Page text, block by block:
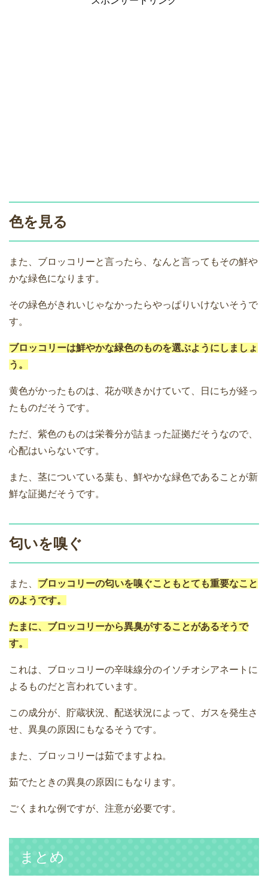
色を見る
また、ブロッコリーと言ったら、なんと言ってもその鮮や
かな緑色になります。
その緑色がきれいじゃなかったらやっぱりいけないそうで
す。
ブロッコリーは鮮やかな緑色のものを選ぶようにしましょ
う。
黄色がかったものは、花が咲きかけていて、日にちが経っ
たものだそうです。
ただ、紫色のものは栄養分が詰まった証拠だそうなので、
心配はいらないです。
また、茎についている葉も、鮮やかな緑色であることが新
鮮な証拠だそうです。
匂いを嗅ぐ
また、 ブロッコリーの匂いを嗅ぐこともとても重要なこと
のようです。
たまに、ブロッコリーから異臭がすることがあるそうで
す。
これは、ブロッコリーの辛味線分のイソチオシアネートに
よるものだと言われています。
この成分が、貯蔵状況、配送状況によって、ガスを発生さ
せ、異臭の原因にもなるそうです。
また、ブロッコリーは茹でますよね。
茹でたときの異臭の原因にもなります。
ごくまれな例ですが、注意が必要です。
まとめ